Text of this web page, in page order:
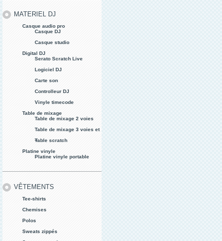
MATERIEL DJ
Casque audio pro
Casque DJ
Casque studio
Digital DJ
Serato Scratch Live
Logiciel DJ
Carte son
Controlleur DJ
Vinyle timecode
Table de mixage
Table de mixage 2 voies
Table de mixage 3 voies et
+
Table scratch
Platine vinyle
Platine vinyle portable
VÊTEMENTS
Tee-shirts
Chemises
Polos
Sweats zippés